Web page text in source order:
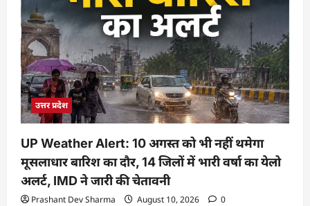
उत्तर प्रदेश
UP Weather Alert: 10 अगस्त को भी नहीं थमेगा
मूसलाधार बारिश का दौर, 14 जिलों में भारी वर्षा का येलो
अलर्ट, IMD ने जारी की चेतावनी
Prashant Dev Sharma August 10, 2026 0